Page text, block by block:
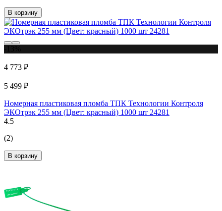
В корзину
4 773 ₽
5 499 ₽
Номерная пластиковая пломба ТПК Технологии Контроля
ЭКОтрэк 255 мм (Цвет: красный) 1000 шт 24281
4.5
(2)
В корзину